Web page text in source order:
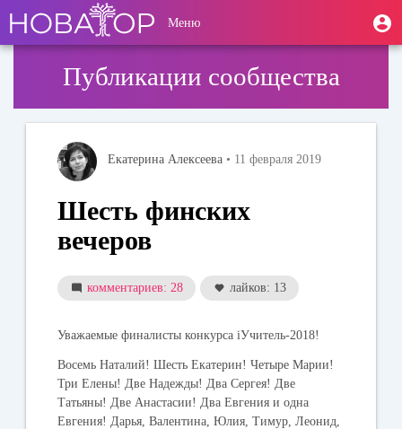
основному
содержанию
User
account
Меню
Публикации сообщества
Екатерина Алексеева • 11 февраля 2019
Шесть финских
вечеров
комментариев: 28 лайков: 13
Уважаемые финалисты конкурса iУчитель-2018!
Восемь Наталий! Шесть Екатерин! Четыре Марии!
Три Елены! Две Надежды! Два Сергея! Две
Татьяны! Две Анастасии! Два Евгения и одна
Евгения! Дарья, Валентина, Юлия, Тимур, Леонид,